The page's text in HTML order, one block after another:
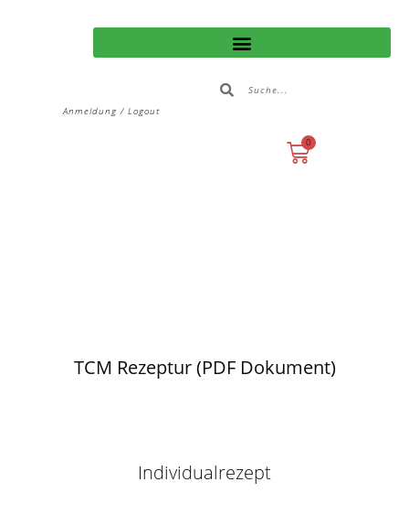
Anmeldung / Logout
0
TCM Rezeptur (PDF Dokument)
Individualrezept